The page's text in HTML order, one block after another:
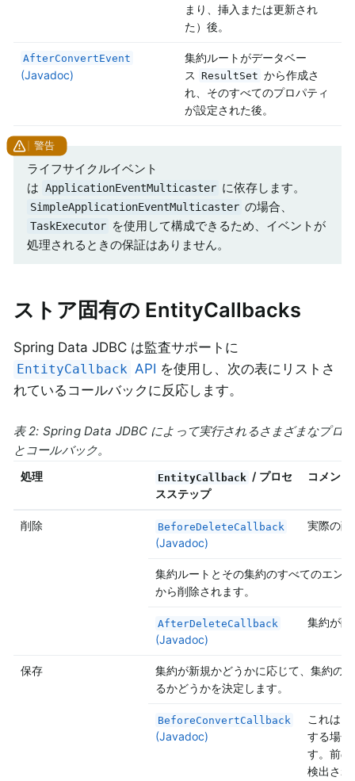
まり、挿入または更新され
た）後。
AfterConvertEvent
(Javadoc)
集約ルートがデータベー
ス
ResultSet から作成さ
れ、そのすべてのプロパティ
が設定された後。
ライフサイクルイベント
は ApplicationEventMulticaster に依存します。
SimpleApplicationEventMulticaster の場合、
TaskExecutor を使用して構成できるため、イベントが
処理されるときの保証はありません。
ストア固有の EntityCallbacks
Spring Data JDBC は監査サポートに
EntityCallback API を使用し、次の表にリストさ
れているコールバックに反応します。
表 2: Spring Data JDBC によって実行されるさまざまなプロ
とコールバック。
処理 EntityCallback / プロセ
スステップ
コメント
削除 BeforeDeleteCallback
(Javadoc)
実際の削
集約ルートとその集約のすべてのエン
から削除されます。
AfterDeleteCallback
(Javadoc)
集約が削
保存
集約が新規かどうかに応じて、集約の
るかどうかを決定します。
BeforeConvertCallback
(Javadoc)
これは
する場合
す。前の
検出され